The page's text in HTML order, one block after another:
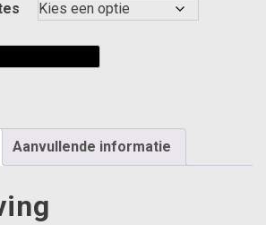
Aanvullende informatie